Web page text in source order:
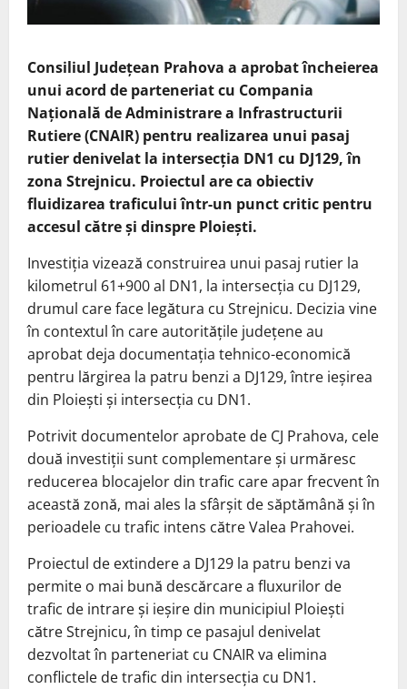
Consiliul Județean Prahova a aprobat încheierea
unui acord de parteneriat cu Compania
Națională de Administrare a Infrastructurii
Rutiere (CNAIR) pentru realizarea unui pasaj
rutier denivelat la intersecția DN1 cu DJ129, în
zona Strejnicu. Proiectul are ca obiectiv
fluidizarea traficului într-un punct critic pentru
accesul către și dinspre Ploiești.
Investiția vizează construirea unui pasaj rutier la
kilometrul 61+900 al DN1, la intersecția cu DJ129,
drumul care face legătura cu Strejnicu. Decizia vine
în contextul în care autoritățile județene au
aprobat deja documentația tehnico-economică
pentru lărgirea la patru benzi a DJ129, între ieșirea
din Ploiești și intersecția cu DN1.
Potrivit documentelor aprobate de CJ Prahova, cele
două investiții sunt complementare și urmăresc
reducerea blocajelor din trafic care apar frecvent în
această zonă, mai ales la sfârșit de săptămână și în
perioadele cu trafic intens către Valea Prahovei.
Proiectul de extindere a DJ129 la patru benzi va
permite o mai bună descărcare a fluxurilor de
trafic de intrare și ieșire din municipiul Ploiești
către Strejnicu, în timp ce pasajul denivelat
dezvoltat în parteneriat cu CNAIR va elimina
conflictele de trafic din intersecția cu DN1.